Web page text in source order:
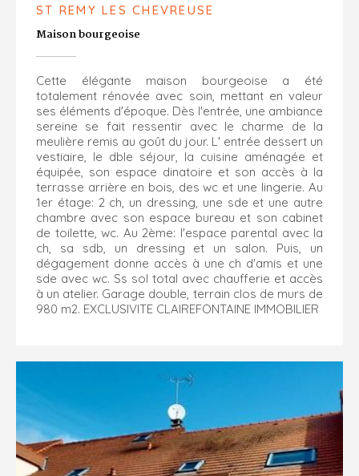
ST REMY LES CHEVREUSE
Maison bourgeoise
Cette élégante maison bourgeoise a été
totalement rénovée avec soin, mettant en valeur
ses éléments d'époque. Dès l'entrée, une ambiance
sereine se fait ressentir avec le charme de la
meulière remis au goût du jour. L' entrée dessert un
vestiaire, le dble séjour, la cuisine aménagée et
équipée, son espace dinatoire et son accès à la
terrasse arrière en bois, des wc et une lingerie. Au
1er étage: 2 ch, un dressing, une sde et une autre
chambre avec son espace bureau et son cabinet
de toilette, wc. Au 2ème: l'espace parental avec la
ch, sa sdb, un dressing et un salon. Puis, un
dégagement donne accès à une ch d'amis et une
sde avec wc. Ss sol total avec chaufferie et accès
à un atelier. Garage double, terrain clos de murs de
980 m2. EXCLUSIVITE CLAIREFONTAINE IMMOBILIER